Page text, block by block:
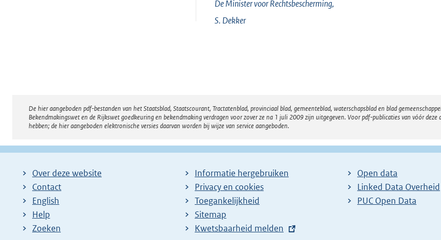
De Minister voor Rechtsbescherming,
S. Dekker
Disclaimer
De hier aangeboden pdf-bestanden van het Staatsblad, Staatscourant, Tractatenblad, provinciaal blad, gemeenteblad, waterschapsblad en blad
Bekendmakingswet en de Rijkswet goedkeuring en bekendmaking verdragen voor zover ze na 1 juli 2009 zijn uitgegeven. Voor pdf-publicaties van vóór
hebben; de hier aangeboden elektronische versies daarvan worden bij wijze van service aangeboden.
Over deze website
Contact
English
Help
Zoeken
Informatie hergebruiken
Privacy en cookies
Toegankelijkheid
Sitemap
E
Kwetsbaarheid melden
Open data
Linked Data Overheid
PUC Open Data